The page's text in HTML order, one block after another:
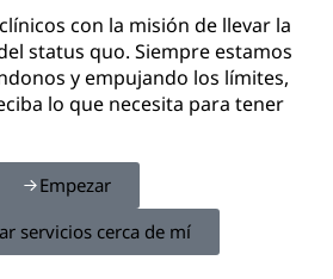
con la misión de llevar la
status quo. Siempre estamos
y empujando los límites,
lo que necesita para tener
Empezar
servicios cerca de mí